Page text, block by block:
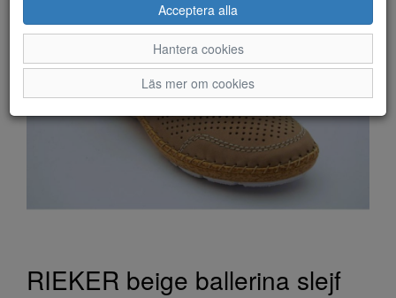
RIEKER beige ballerina slejf
Acceptera alla
Hantera cookies
Läs mer om cookies